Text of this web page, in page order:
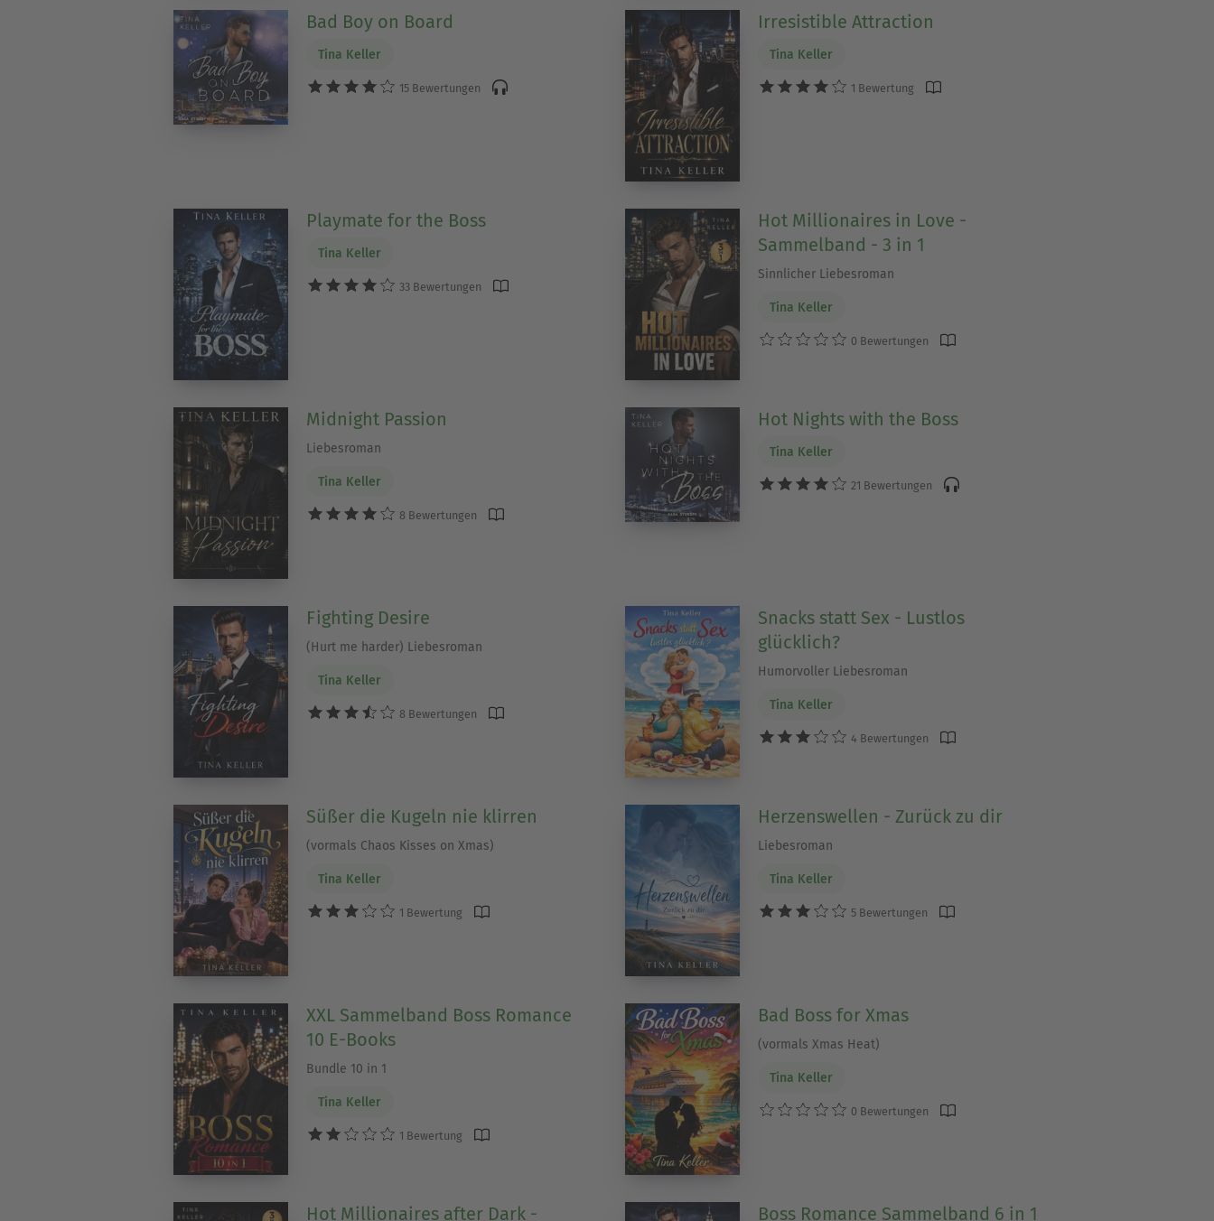
Bad Boy on Board
Tina Keller
15 Bewertungen
Irresistible Attraction
Tina Keller
1 Bewertung
Playmate for the Boss
Tina Keller
33 Bewertungen
Hot Millionaires in Love -
Sammelband - 3 in 1
Sinnlicher Liebesroman
Tina Keller
0 Bewertungen
Midnight Passion
Liebesroman
Tina Keller
8 Bewertungen
Hot Nights with the Boss
Tina Keller
21 Bewertungen
Fighting Desire
(Hurt me harder) Liebesroman
Tina Keller
8 Bewertungen
Snacks statt Sex - Lustlos
glücklich?
Humorvoller Liebesroman
Tina Keller
4 Bewertungen
Süßer die Kugeln nie klirren
(vormals Chaos Kisses on Xmas)
Tina Keller
1 Bewertung
Herzenswellen - Zurück zu dir
Liebesroman
Tina Keller
5 Bewertungen
XXL Sammelband Boss Romance
10 E-Books
Bundle 10 in 1
Tina Keller
1 Bewertung
Bad Boss for Xmas
(vormals Xmas Heat)
Tina Keller
0 Bewertungen
Hot Millionaires after Dark - Boss Romance Sammelband 6 in 1